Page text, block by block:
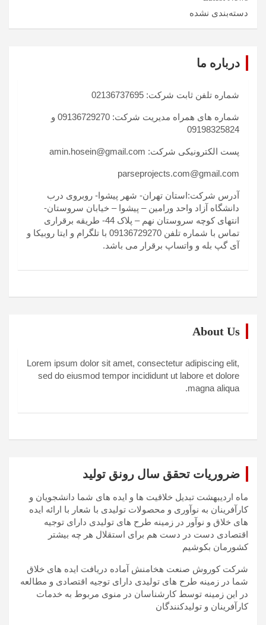
دسته‌بندی نشده
درباره ما
شماره تلفن ثابت شرکت: 02136737695
شماره های همراه مدیریت شرکت: 09136729270 و
09198325824
پست الکترونیکی شرکت: amin.hosein@gmail.com
parseprojects.com@gmail.com
آدرس شرکت:استان تهران- شهر پیشوا- روبروی درب
دانشگاه آزاد واحد ورامین – پیشوا – خیابان سروستان-
انتهای کوچه سروستان نهم – پلاک 44- طریقه برقراری
تماس با شماره تلفن 09136729270 با تلگرام و ایتا روبیکا و
آی گپ بله و واتساپ برقرار می باشد.
About Us
Lorem ipsum dolor sit amet, consectetur adipiscing elit,
sed do eiusmod tempor incididunt ut labore et dolore
magna aliqua.
ضروریات تحقق سال رونق تولید
ماه اردیبهشت تبدیل خلاقیت ها و ایده های شما دانشجویان و
کارآفرینان به نوآوری و محصولات تولیدی با شعار با ارائه ایده
های خلاق و نوآور در زمینه طرح های تولیدی دارای توجیه
اقتصادی دست در دست هم برای استقلال هر چه بیشتر
کشورمان بکوشیم
شرکت کوروش صنعت هخامنش آماده دریافت ایده های خلاق
شما در زمینه طرح های تولیدی دارای توجیه اقتصادی و مطالعه
در این زمینه توسط کارشناسان در منوی مربوط به خدمات
کارآفرینان و تولیدکنندگان